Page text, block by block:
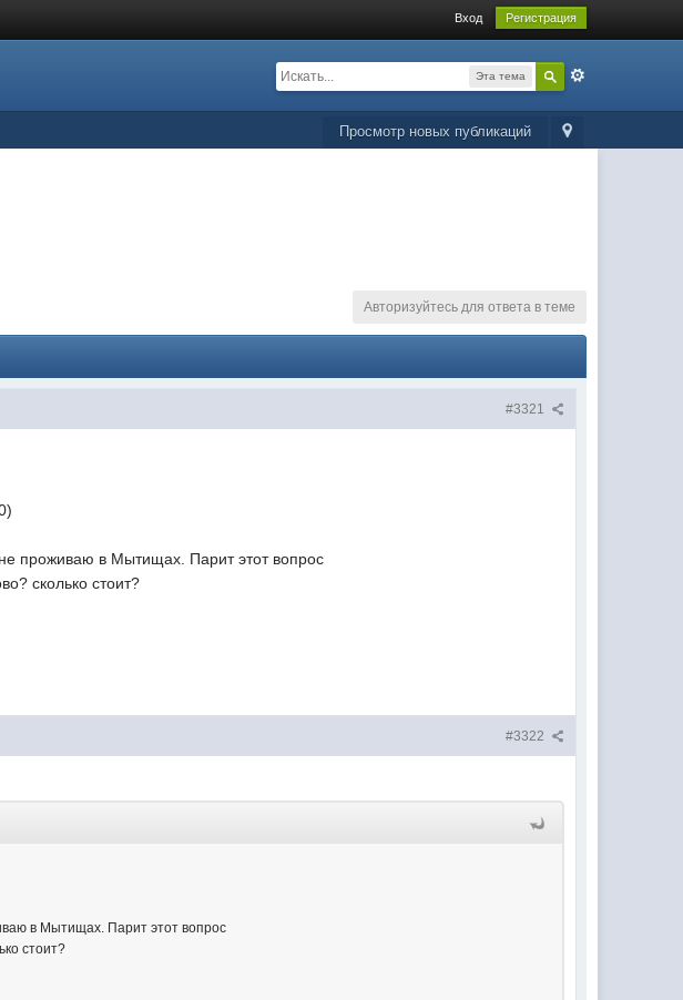
Вход Регистрация
Эта тема
Просмотр новых публикаций
Авторизуйтесь для ответа в теме
#3321
проживаю в Мытищах. Парит этот вопрос
сколько стоит?
#3322
в Мытищах. Парит этот вопрос
стоит?